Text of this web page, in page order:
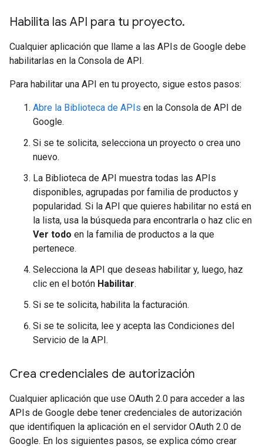
Habilita las API para tu proyecto.
Cualquier aplicación que llame a las APIs de Google debe
habilitarlas en la Consola de API.
Para habilitar una API en tu proyecto, sigue estos pasos:
Abre la Biblioteca de APIs en la Consola de API de
Google.
Si se te solicita, selecciona un proyecto o crea uno
nuevo.
La Biblioteca de API muestra todas las APIs
disponibles, agrupadas por familia de productos y
popularidad. Si la API que quieres habilitar no está en
la lista, usa la búsqueda para encontrarla o haz clic en
Ver todo en la familia de productos a la que
pertenece.
Selecciona la API que deseas habilitar y, luego, haz
clic en el botón Habilitar.
Si se te solicita, habilita la facturación.
Si se te solicita, lee y acepta las Condiciones del
Servicio de la API.
Crea credenciales de autorización
Cualquier aplicación que use OAuth 2.0 para acceder a las
APIs de Google debe tener credenciales de autorización
que identifiquen la aplicación en el servidor OAuth 2.0 de
Google. En los siguientes pasos, se explica cómo crear